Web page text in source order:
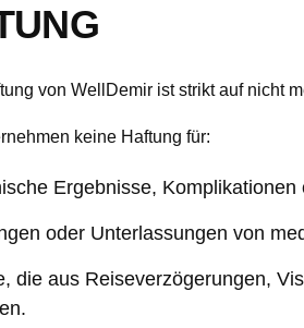
von WellDemir ist strikt auf nicht
keine Haftung für:
Ergebnisse,
oder Unterlassungen von
die aus Reiseverzögerungen,